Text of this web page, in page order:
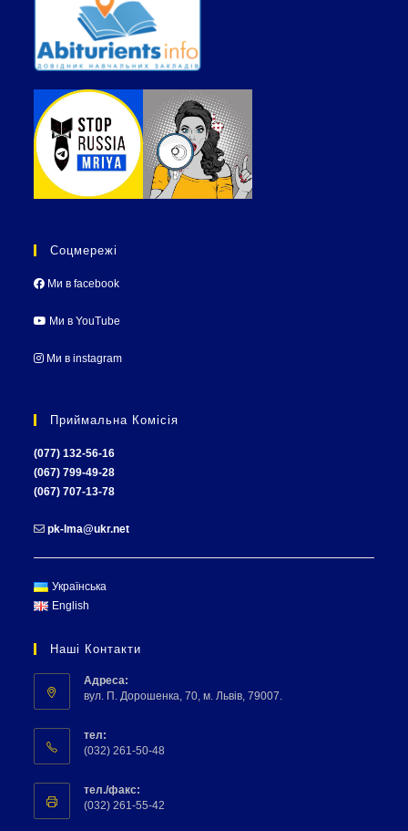
Соцмережі
Ми в facebook
Ми в YouTube
Ми в instagram
Приймальна Комісія
(077) 132-56-16
(067) 799-49-28
(067) 707-13-78
pk-lma@ukr.net
Українська
English
Наші Контакти
Адреса:
вул. П. Дорошенка, 70, м. Львів, 79007.
тел:
(032) 261-50-48
тел./факс:
(032) 261-55-42